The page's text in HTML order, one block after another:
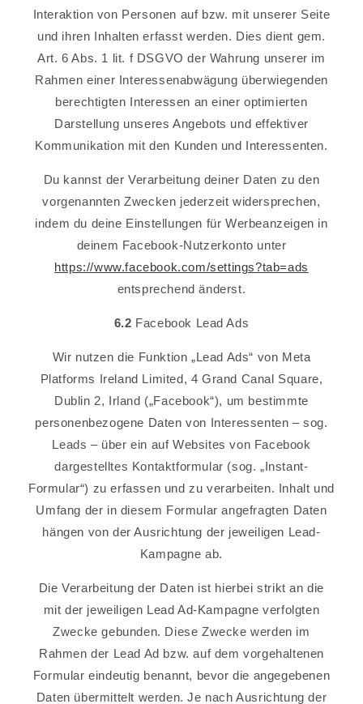
Interaktion von Personen auf bzw. mit unserer Seite
und ihren Inhalten erfasst werden. Dies dient gem.
Art. 6 Abs. 1 lit. f DSGVO der Wahrung unserer im
Rahmen einer Interessenabwägung überwiegenden
berechtigten Interessen an einer optimierten
Darstellung unseres Angebots und effektiver
Kommunikation mit den Kunden und Interessenten.
Du kannst der Verarbeitung deiner Daten zu den
vorgenannten Zwecken jederzeit widersprechen,
indem du deine Einstellungen für Werbeanzeigen in
deinem Facebook-Nutzerkonto unter
https://www.facebook.com/settings?tab=ads
entsprechend änderst.
6.2 Facebook Lead Ads
Wir nutzen die Funktion „Lead Ads“ von Meta
Platforms Ireland Limited, 4 Grand Canal Square,
Dublin 2, Irland („Facebook“), um bestimmte
personenbezogene Daten von Interessenten – sog.
Leads – über ein auf Websites von Facebook
dargestelltes Kontaktformular (sog. „Instant-
Formular“) zu erfassen und zu verarbeiten. Inhalt und
Umfang der in diesem Formular angefragten Daten
hängen von der Ausrichtung der jeweiligen Lead-
Kampagne ab.
Die Verarbeitung der Daten ist hierbei strikt an die
mit der jeweiligen Lead Ad-Kampagne verfolgten
Zwecke gebunden. Diese Zwecke werden im
Rahmen der Lead Ad bzw. auf dem vorgehaltenen
Formular eindeutig benannt, bevor die angegebenen
Daten übermittelt werden. Je nach Ausrichtung der